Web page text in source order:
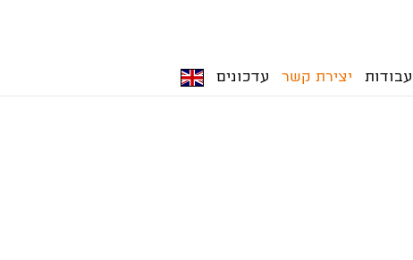
עבודות יצירת קשר עדכונים